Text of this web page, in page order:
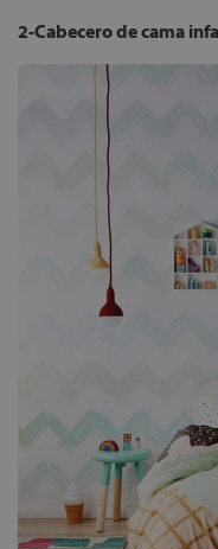
2-Cabecero de cama